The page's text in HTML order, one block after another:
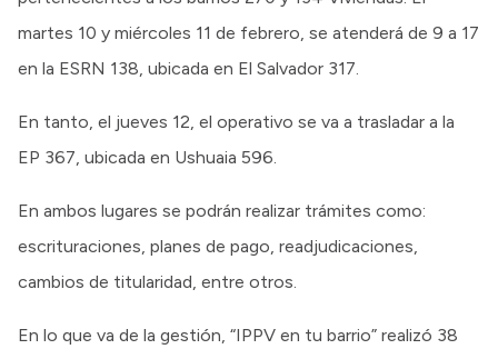
martes 10 y miércoles 11 de febrero, se atenderá de 9 a 17
en la ESRN 138, ubicada en El Salvador 317.
En tanto, el jueves 12, el operativo se va a trasladar a la
EP 367, ubicada en Ushuaia 596.
En ambos lugares se podrán realizar trámites como:
escrituraciones, planes de pago, readjudicaciones,
cambios de titularidad, entre otros.
En lo que va de la gestión, “IPPV en tu barrio” realizó 38